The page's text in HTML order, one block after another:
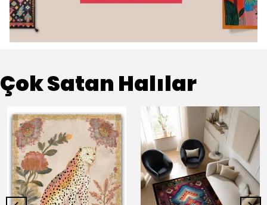
Çok Satan Halılar